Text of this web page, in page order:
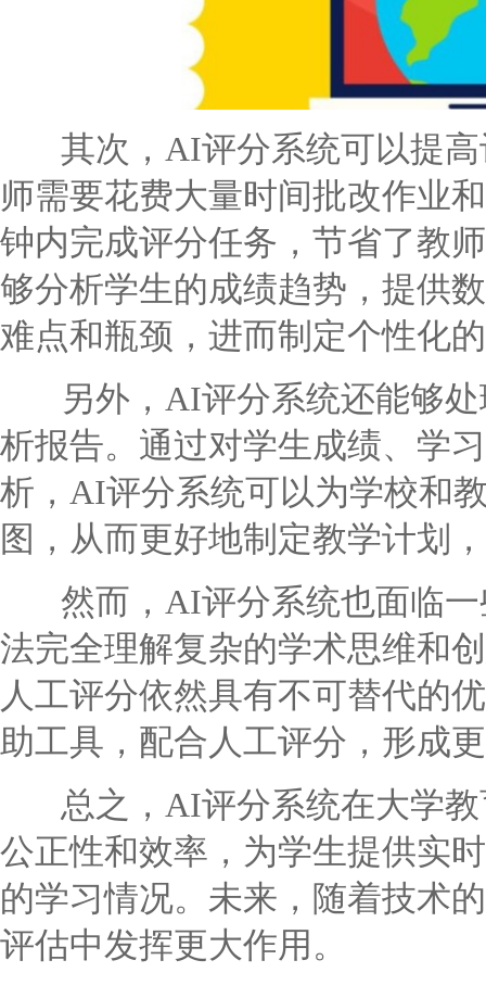
其次，AI评分系统可以提高
师需要花费大量时间批改作业
钟内完成评分任务，节省了教
够分析学生的成绩趋势，提供
难点和瓶颈，进而制定个性化
另外，AI评分系统还能够处
析报告。通过对学生成绩、学
析，AI评分系统可以为学校和
图，从而更好地制定教学计划
然而，AI评分系统也面临一
法完全理解复杂的学术思维和
人工评分依然具有不可替代的
助工具，配合人工评分，形成
总之，AI评分系统在大学教
公正性和效率，为学生提供实
的学习情况。未来，随着技术
评估中发挥更大作用。